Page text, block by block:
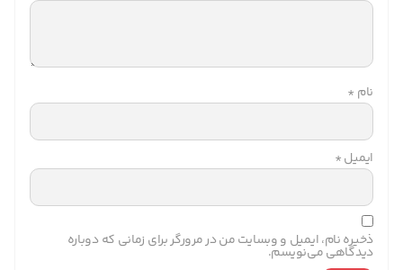
نام *
ایمیل*
ذخیره نام، ایمیل و وبسایت من در مرورگر برای زمانی که دوباره
دیدگاهی می‌نویسم.